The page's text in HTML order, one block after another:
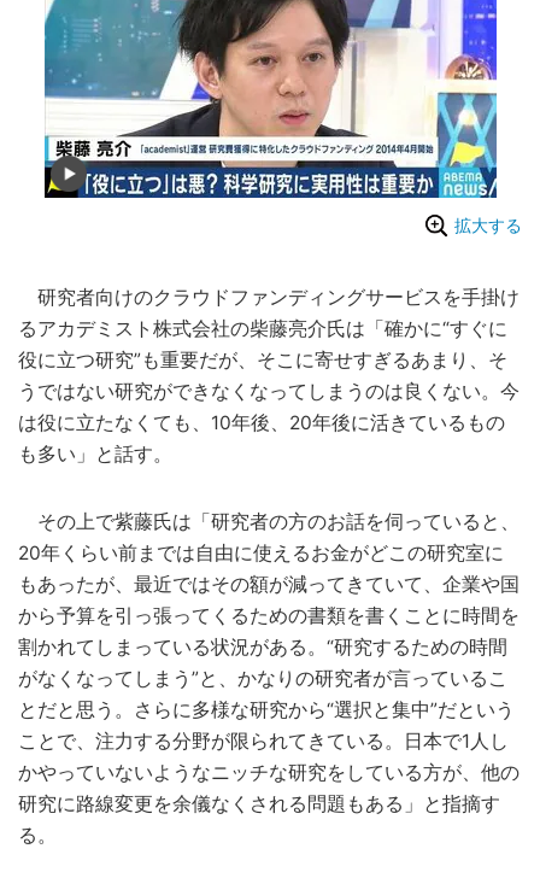
拡大する
研究者向けのクラウドファンディングサービスを手掛け
るアカデミスト株式会社の柴藤亮介氏は「確かに“すぐに
役に立つ研究”も重要だが、そこに寄せすぎるあまり、そ
うではない研究ができなくなってしまうのは良くない。今
は役に立たなくても、10年後、20年後に活きているもの
も多い」と話す。
その上で紫藤氏は「研究者の方のお話を伺っていると、
20年くらい前までは自由に使えるお金がどこの研究室に
もあったが、最近ではその額が減ってきていて、企業や国
から予算を引っ張ってくるための書類を書くことに時間を
割かれてしまっている状況がある。“研究するための時間
がなくなってしまう”と、かなりの研究者が言っているこ
とだと思う。さらに多様な研究から“選択と集中”だという
ことで、注力する分野が限られてきている。日本で1人し
かやっていないようなニッチな研究をしている方が、他の
研究に路線変更を余儀なくされる問題もある」と指摘す
る。